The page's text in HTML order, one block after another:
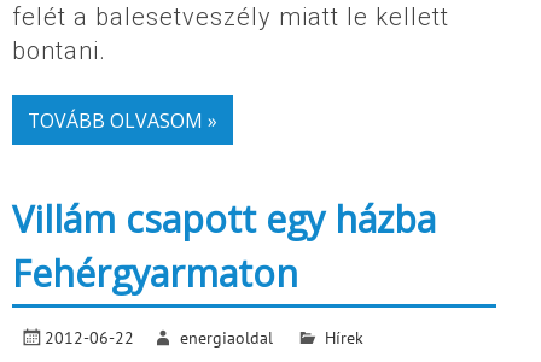
felét a balesetveszély miatt le kellett
bontani.
TOVÁBB OLVASOM »
Villám csapott egy házba
Fehérgyarmaton
2012-06-22 energiaoldal Hírek